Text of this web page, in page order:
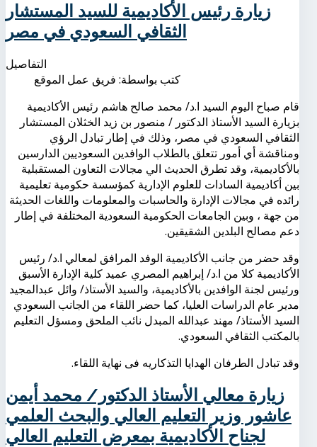
زيارة رئيس الأكاديمية للسيد المستشار
الثقافي السعودي في مصر
التفاصيل
كتب بواسطة: فريق عمل الموقع
قام صباح اليوم السيد ا.د/ محمد صالح هاشم رئيس الأكاديمية
بزيارة السيد الأستاذ الدكتور / منصور بن زيد الخثلان المستشار
الثقافي السعودي في مصر، وذلك في إطار تبادل الرؤي
ومناقشة أي أمور تتعلق بالطلاب الوافدين السعوديين الدارسين
بالأكاديمية، وقد تطرق الحديث الي مجالات التعاون المستقبلية
بين أكاديمية السادات للعلوم الإدارية كمؤسسة حكومية تعليمية
رائده في مجالات الإدارة والحاسبات والمعلومات واللغات الحديثة
من جهة ، وبين الجامعات الحكومية السعودية المختلفة في إطار
دعم مصالح البلدين الشقيقين.
وقد حضر من جانب الأكاديمية الوفد المرافق لمعالي ا.د/ رئيس
الأكاديمية كلا من ا.د/ إبراهيم المصري عميد كلية الإدارة الأسبق
ورئيس لجنة الوافدين بالأكاديمية، والسيد الأستاذ/ وائل عبدالمجيد
مدير عام الدراسات العليا، كما حضر اللقاء من الجانب السعودي
السيد الأستاذ/ مهند عبدالله المبدل نائب الملحق ومسؤل التعليم
بالمكتب الثقافي السعودي.
وقد تبادل الطرفان الهدايا التذكاريه فى نهاية اللقاء.
زيارة معالي الأستاذ الدكتور/ محمد أيمن
عاشور وزير التعليم العالي والبحث العلمي
لجناح الأكاديمية بمعرض التعليم العالي